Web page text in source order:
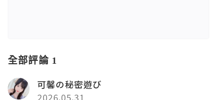
全部評論 1
可馨の秘密遊び
2026.05.31